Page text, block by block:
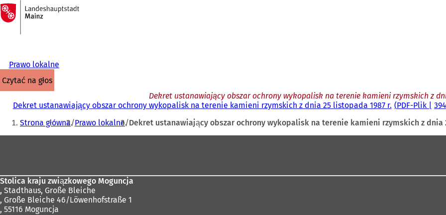
Przejdź do treści
Do
strony
głównej
Prawo lokalne
czytać na głos
Dekret ustanawiający obszar ochrony wykopalisk na terenie kamieni rzymskich z
Dekret ustanawiający obszar ochrony wykopalisk na terenie kamieni rzymskich z dnia 25 listopada 1987 r. PDF-Plik
Jesteś
tutaj:
Strona główna Prawo lokalne Dekret ustanawiający obszar ochrony wykopalisk na terenie kamieni rzymskich z dnia
Stolica kraju związkowego Moguncja
, Stadthaus, Große Bleiche
, Große Bleiche 46/Löwenhofstraße 1
, 55116 Moguncja